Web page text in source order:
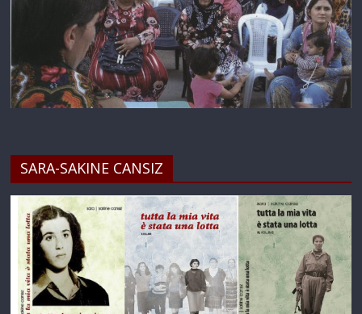
SARA-SAKINE CANSIZ